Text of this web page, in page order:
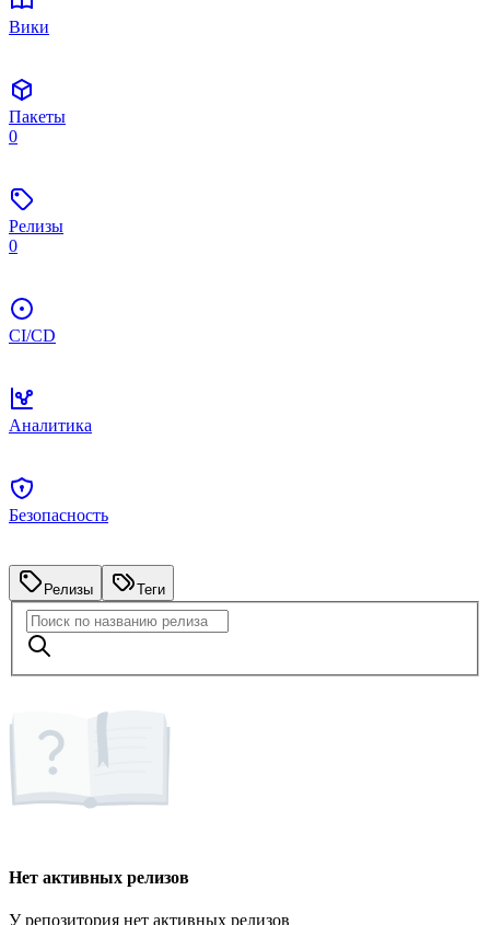
Вики
Пакеты
0
Релизы
0
CI/CD
Аналитика
Безопасность
Релизы Теги
Нет активных релизов
У репозитория нет активных релизов